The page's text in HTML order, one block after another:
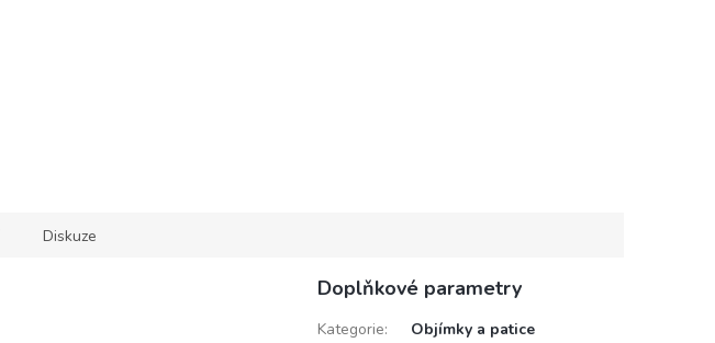
Diskuze
Doplňkové parametry
Kategorie:
Objímky a patice